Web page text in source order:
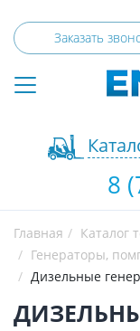
Заказать
8
Главная Каталог
Генераторы,
Дизельные